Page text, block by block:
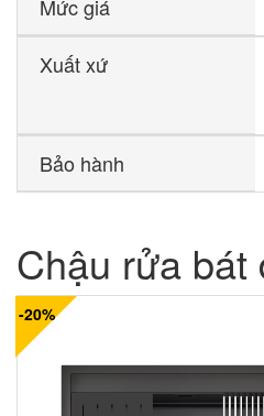
Mức giá
Xuất xứ
Bảo hành
Chậu rửa bát
-20%